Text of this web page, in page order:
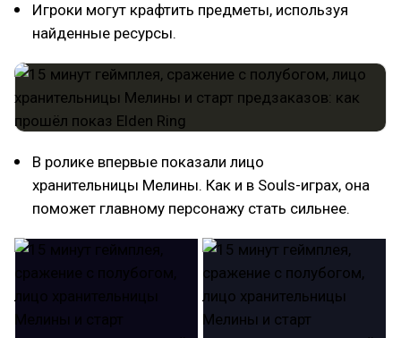
Игроки могут крафтить предметы, используя
найденные ресурсы.
В ролике впервые показали лицо
хранительницы Мелины. Как и в Souls-играх, она
поможет главному персонажу стать сильнее.